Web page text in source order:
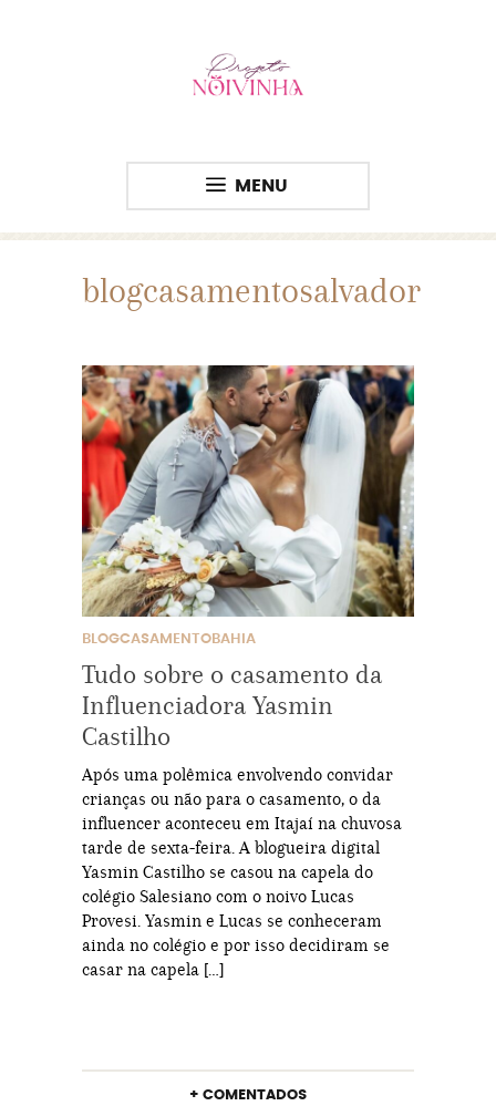
MENU
blogcasamentosalvador
BLOGCASAMENTOBAHIA
Tudo sobre o casamento da
Influenciadora Yasmin
Castilho
Após uma polêmica envolvendo convidar
crianças ou não para o casamento, o da
influencer aconteceu em Itajaí na chuvosa
tarde de sexta-feira. A blogueira digital
Yasmin Castilho se casou na capela do
colégio Salesiano com o noivo Lucas
Provesi. Yasmin e Lucas se conheceram
ainda no colégio e por isso decidiram se
casar na capela […]
+ COMENTADOS